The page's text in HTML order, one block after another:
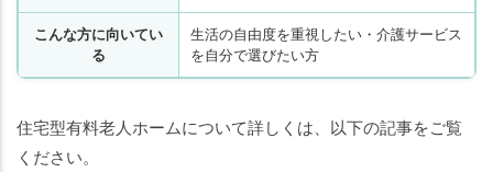
こんな方に向いてい
る
生活の自由度を重視したい・介護サービス
を自分で選びたい方
住宅型有料老人ホームについて詳しくは、以下の記事をご覧
ください。